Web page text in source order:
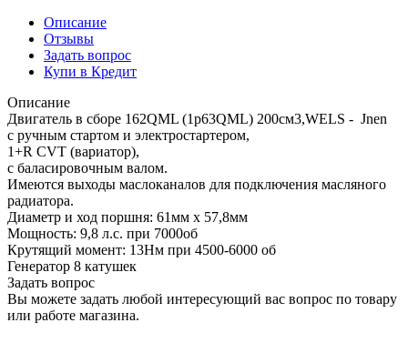
Описание
Отзывы
Задать вопрос
Купи в Кредит
Описание
Двигатель в сборе 162QML (1p63QML) 200см3,WELS - Jnen
с ручным стартом и электростартером,
1+R CVT (вариатор),
с баласировочным валом.
Имеются выходы маслоканалов для подключения масляного
радиатора.
Диаметр и ход поршня: 61мм х 57,8мм
Мощность: 9,8 л.с. при 7000об
Крутящий момент: 13Нм при 4500-6000 об
Генератор 8 катушек
Задать вопрос
Вы можете задать любой интересующий вас вопрос по товару
или работе магазина.